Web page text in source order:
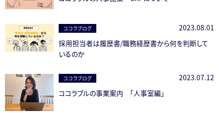
ココラブログ
2023.08.01
採用担当者は履歴書/職務経歴書から何を判断して
いるのか
ココラブログ
2023.07.12
ココラブルの事業案内 「人事室編」